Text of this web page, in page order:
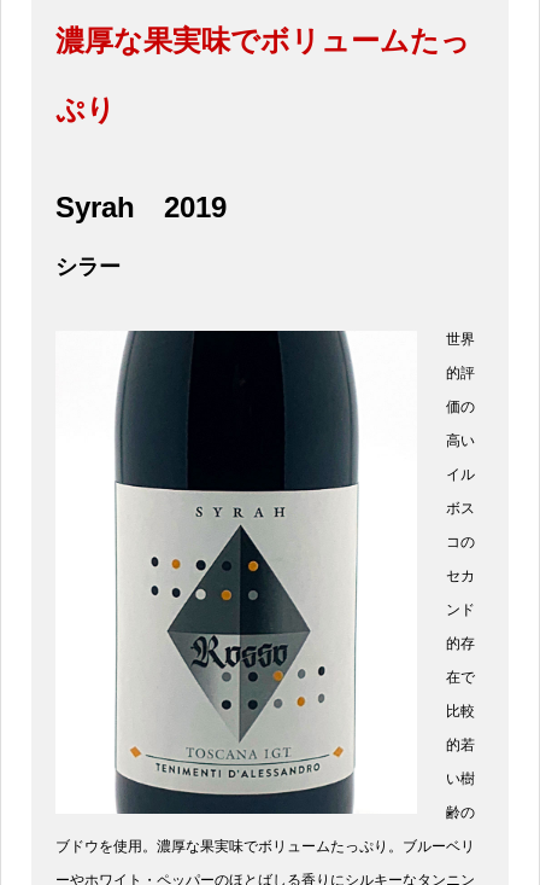
濃厚な果実味でボリュームたっ
ぷり
Syrah 2019
シラー
世界
的評
価の
高い
イル
ボス
コの
セカ
ンド
的存
在で
比較
的若
い樹
齢の
ブドウを使用。濃厚な果実味でボリュームたっぷり。ブルーベリ
ーやホワイト・ペッパーのほとばしる香りにシルキーなタンニン